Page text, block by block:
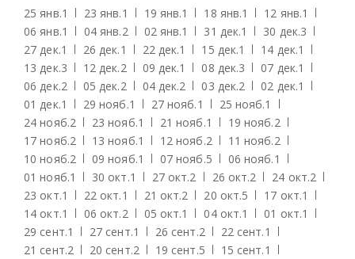
25 янв.1 23 янв.1 19 янв.1 18 янв.1 12 янв.1
06 янв.1 04 янв.2 02 янв.1 31 дек.1 30 дек.3
27 дек.1 26 дек.1 22 дек.1 15 дек.1 14 дек.1
13 дек.3 12 дек.2 09 дек.1 08 дек.3 07 дек.1
06 дек.2 05 дек.2 04 дек.2 03 дек.2 02 дек.1
01 дек.1 29 нояб.1 27 нояб.1 25 нояб.1
24 нояб.2 23 нояб.1 21 нояб.1 19 нояб.2
17 нояб.2 13 нояб.1 12 нояб.2 11 нояб.2
10 нояб.2 09 нояб.1 07 нояб.5 06 нояб.1
01 нояб.1 30 окт.1 27 окт.2 26 окт.2 24 окт.2
23 окт.1 22 окт.1 21 окт.2 20 окт.5 17 окт.1
14 окт.1 06 окт.2 05 окт.1 04 окт.1 01 окт.1
29 сент.1 27 сент.1 26 сент.2 22 сент.1
21 сент.2 20 сент.2 19 сент.5 15 сент.1